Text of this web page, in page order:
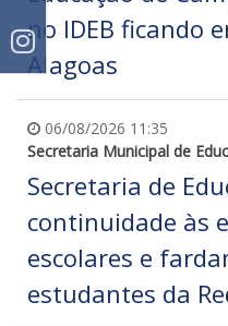
no IDEB ficando
Alagoas
06/08/2026 11:35
Secretaria Municipal de
Secretaria de
continuidade às
escolares e
estudantes da